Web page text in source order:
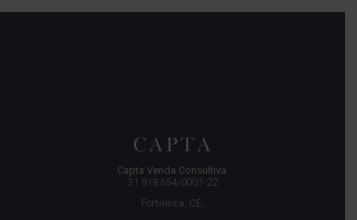
Capta Venda Consultiva.
31.918.654/0001-22
Fortaleza, CE,